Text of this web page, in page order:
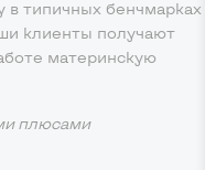
типичных бенчмарках
клиенты получают
материнскую
плюсами